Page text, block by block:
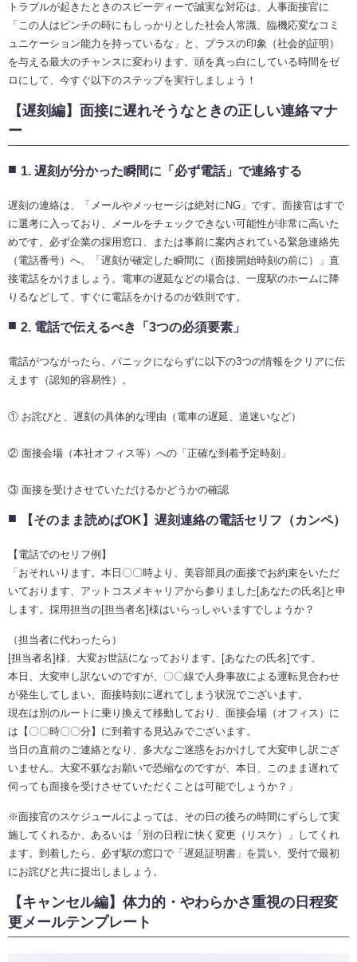
トラブルが起きたときのスピーディーで誠実な対応は、人事面接官に
「この人はピンチの時にもしっかりとした社会人常識、臨機応変なコミ
ュニケーション能力を持っているな」と、プラスの印象（社会的証明）
を与える最大のチャンスに変わります。頭を真っ白にしている時間をゼ
ロにして、今すぐ以下のステップを実行しましょう！
【遅刻編】面接に遅れそうなときの正しい連絡マナ
ー
1. 遅刻が分かった瞬間に「必ず電話」で連絡する
遅刻の連絡は、「メールやメッセージは絶対にNG」です。面接官はすで
に選考に入っており、メールをチェックできない可能性が非常に高いた
めです。必ず企業の採用窓口、または事前に案内されている緊急連絡先
（電話番号）へ、「遅刻が確定した瞬間に（面接開始時刻の前に）」直
接電話をかけましょう。電車の遅延などの場合は、一度駅のホームに降
りるなどして、すぐに電話をかけるのが鉄則です。
2. 電話で伝えるべき「3つの必須要素」
電話がつながったら、パニックにならずに以下の3つの情報をクリアに伝
えます（認知的容易性）。
① お詫びと、遅刻の具体的な理由（電車の遅延、道迷いなど）
② 面接会場（本社オフィス等）への「正確な到着予定時刻」
③ 面接を受けさせていただけるかどうかの確認
【そのまま読めばOK】遅刻連絡の電話セリフ（カンペ）
【電話でのセリフ例】
「おそれいります。本日〇〇時より、美容部員の面接でお約束をいただ
いております、アットコスメキャリアから参りました[あなたの氏名]と申
します。採用担当の[担当者名]様はいらっしゃいますでしょうか？
（担当者に代わったら）
[担当者名]様、大変お世話になっております。[あなたの氏名]です。
本日、大変申し訳ないのですが、〇〇線で人身事故による運転見合わせ
が発生してしまい、面接時刻に遅れてしまう状況でございます。
現在は別のルートに乗り換えて移動しており、面接会場（オフィス）に
は【〇〇時〇〇分】に到着する見込みでございます。
当日の直前のご連絡となり、多大なご迷惑をおかけして大変申し訳ござ
いません。大変不躾なお願いで恐縮なのですが、本日、このまま遅れて
伺っても面接を受けさせていただくことは可能でしょうか？」
※面接官のスケジュールによっては、その日の後ろの時間にずらして実
施してくれるか、あるいは「別の日程に快く変更（リスケ）」してくれ
ます。到着したら、必ず駅の窓口で「遅延証明書」を貰い、受付で最初
にお詫びと共に提出しましょう。
【キャンセル編】体力的・やわらかさ重視の日程変
更メールテンプレート